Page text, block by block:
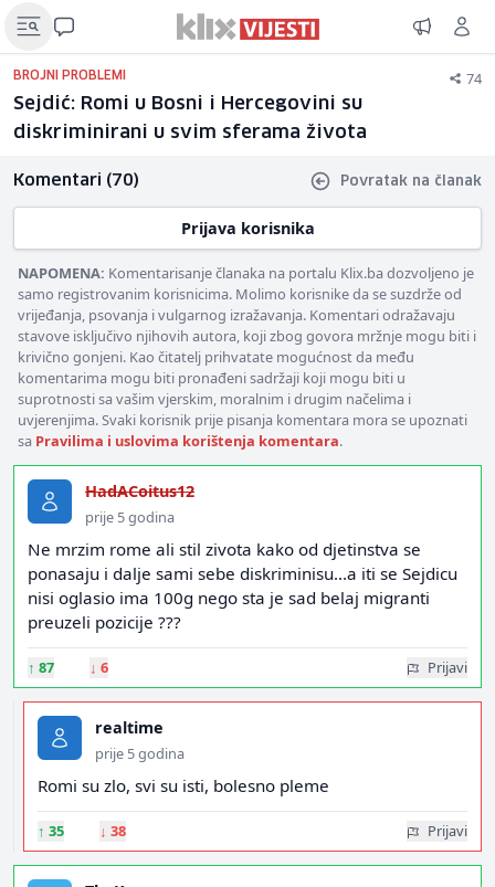
BROJNI PROBLEMI 74
Sejdić: Romi u Bosni i Hercegovini su
diskriminirani u svim sferama života
Komentari (70) Povratak na članak
Prijava korisnika
NAPOMENA: Komentarisanje članaka na portalu Klix.ba dozvoljeno je
samo registrovanim korisnicima. Molimo korisnike da se suzdrže od
vrijeđanja, psovanja i vulgarnog izražavanja. Komentari odražavaju
stavove isključivo njihovih autora, koji zbog govora mržnje mogu biti i
krivično gonjeni. Kao čitatelj prihvatate mogućnost da među
komentarima mogu biti pronađeni sadržaji koji mogu biti u
suprotnosti sa vašim vjerskim, moralnim i drugim načelima i
uvjerenjima. Svaki korisnik prije pisanja komentara mora se upoznati
sa Pravilima i uslovima korištenja komentara.
HadACoitus12
prije 5 godina
Ne mrzim rome ali stil zivota kako od djetinstva se
ponasaju i dalje sami sebe diskriminisu...a iti se Sejdicu
nisi oglasio ima 100g nego sta je sad belaj migranti
preuzeli pozicije ???
↑ 87 ↓ 6 Prijavi
realtime
prije 5 godina
Romi su zlo, svi su isti, bolesno pleme
↑ 35 ↓ 38 Prijavi